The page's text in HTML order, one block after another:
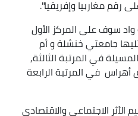
سوف على المركز الأول
تليها جامعتي خنشلة و أم
في المرتبة الثالثة,
في المرتبة الرابعة
الاجتماعي والاقتصادي